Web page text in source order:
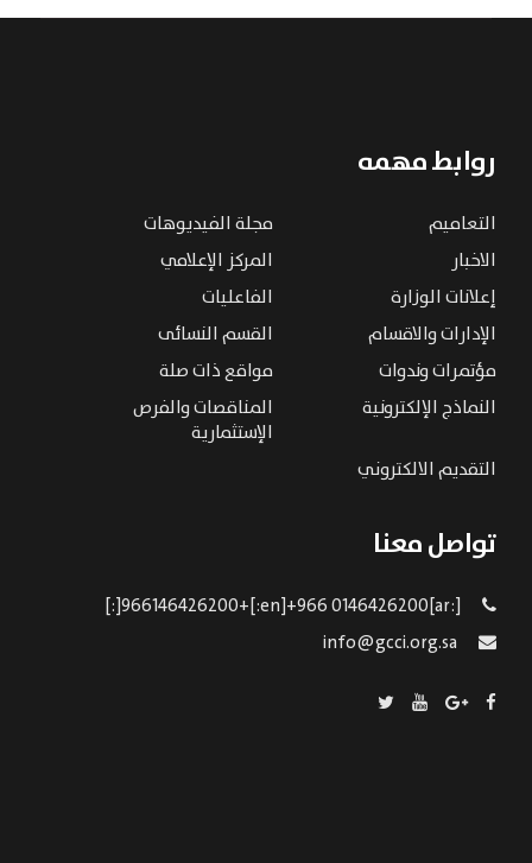
روابط مهمه
التعاميم
مجلة الفيديوهات
الاخبار
المركز الإعلامي
إعلانات الوزارة
الفاعليات
الإدارات والاقسام
القسم النسائى
مؤتمرات وندوات
مواقع ذات صلة
النماذج الإلكترونية
المناقصات والفرص
الإستثمارية
التقديم الالكتروني
تواصل معنا
[:ar]966146426200+[:en]+966 0146426200[:]